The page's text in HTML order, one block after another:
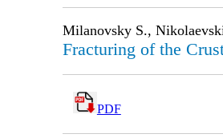
Milanovsky S.,
Fracturing of the
PDF